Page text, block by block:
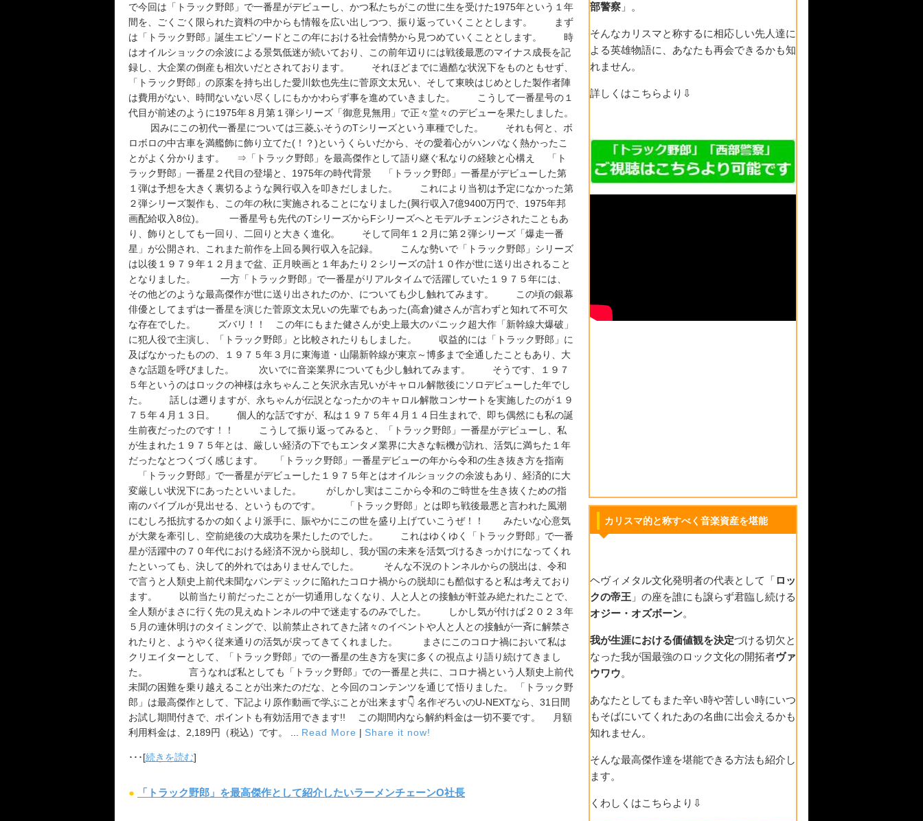
で今回は「トラック野郎」で一番星がデビューし、かつ私たちがこの世に生を受けた1975年という１年
間を、ごくごく限られた資料の中からも情報を広い出しつつ、振り返っていくこととします。 まず
は「トラック野郎」誕生エピソードとこの年における社会情勢から見つめていくこととします。 時
はオイルショックの余波による景気低迷が続いており、この前年辺りには戦後最悪のマイナス成長を記
録し、大企業の倒産も相次いだとされております。 それほどまでに過酷な状況下をものともせず、
「トラック野郎」の原案を持ち出した愛川欽也先生に菅原文太兄い、そして東映はじめとした製作者陣
は費用がない、時間ないない尽くしにもかかわらず事を進めていきました。 こうして一番星号の１
代目が前述のように1975年８月第１弾シリーズ「御意見無用」で正々堂々のデビューを果たしました。
因みにこの初代一番星については三菱ふそうのTシリーズという車種でした。 それも何と、ボ
ロボロの中古車を満艦飾に飾り立てた(！？)というくらいだから、その愛着心がハンパなく熱かったこ
とがよく分かります。 ⇒「トラック野郎」を最高傑作として語り継ぐ私なりの経験と心構え 「ト
ラック野郎」一番星２代目の登場と、1975年の時代背景 「トラック野郎」一番星がデビューした第
１弾は予想を大きく裏切るような興行収入を叩きだしました。 これにより当初は予定になかった第
２弾シリーズ製作も、この年の秋に実施されることになりました(興行収入7億9400万円で、1975年邦
画配給収入8位)。 一番星号も先代のTシリーズからFシリーズへとモデルチェンジされたこともあ
り、飾りとしても一回り、二回りと大きく進化。 そして同年１２月に第２弾シリーズ「爆走一番
星」が公開され、これまた前作を上回る興行収入を記録。 こんな勢いで「トラック野郎」シリーズ
は以後１９７９年１２月まで盆、正月映画と１年あたり２シリーズの計１０作が世に送り出されること
となりました。 一方「トラック野郎」で一番星がリアルタイムで活躍していた１９７５年には、
その他どのような最高傑作が世に送り出されたのか、についても少し触れてみます。 この頃の銀幕
俳優としてまずは一番星を演じた菅原文太兄いの先輩でもあった(高倉)健さんが言わずと知れて不可欠
な存在でした。 ズバリ！！ この年にもまた健さんが史上最大のパニック超大作「新幹線大爆破」
に犯人役で主演し、「トラック野郎」と比較されたりもしました。 収益的には「トラック野郎」に
及ばなかったものの、１９７５年３月に東海道・山陽新幹線が東京～博多まで全通したこともあり、大
きな話題を呼びました。 次いでに音楽業界についても少し触れてみます。 そうです、１９７
５年というのはロックの神様は永ちゃんこと矢沢永吉兄いがキャロル解散後にソロデビューした年でし
た。 話しは遡りますが、永ちゃんが伝説となったかのキャロル解散コンサートを実施したのが１９
７５年４月１３日。 個人的な話ですが、私は１９７５年４月１４日生まれで、即ち偶然にも私の誕
生前夜だったのです！！ こうして振り返ってみると、「トラック野郎」一番星がデビューし、私
が生まれた１９７５年とは、厳しい経済の下でもエンタメ業界に大きな転機が訪れ、活気に満ちた１年
だったなとつくづく感じます。 「トラック野郎」一番星デビューの年から令和の生き抜き方を指南
「トラック野郎」で一番星がデビューした１９７５年とはオイルショックの余波もあり、経済的に大
変厳しい状況下にあったといいました。 がしかし実はここから令和のご時世を生き抜くための指
南のバイブルが見出せる、というものです。 「トラック野郎」とは即ち戦後最悪と言われた風潮
にむしろ抵抗するかの如くより派手に、賑やかにこの世を盛り上げていこうぜ！！ みたいな心意気
が大衆を牽引し、空前絶後の大成功を果たしたのでした。 これはゆくゆく「トラック野郎」で一番
星が活躍中の７０年代における経済不況から脱却し、我が国の未来を活気づけるきっかけになってくれ
たといっても、決して的外れではありませんでした。 そんな不況のトンネルからの脱出は、令和
で言うと人類史上前代未聞なパンデミックに陥れたコロナ禍からの脱却にも酷似すると私は考えており
ます。 以前当たり前だったことが一切通用しなくなり、人と人との接触が軒並み絶たれたことで、
全人類がまさに行く先の見えぬトンネルの中で迷走するのみでした。 しかし気が付けば２０２３年
５月の連休明けのタイミングで、以前禁止されてきた諸々のイベントや人と人との接触が一斉に解禁さ
れたりと、ようやく従来通りの活気が戻ってきてくれました。 まさにこのコロナ禍において私は
クリエイターとして、「トラック野郎」での一番星の生き方を実に多くの視点より語り続けてきまし
た。 言うなれば私としても「トラック野郎」での一番星と共に、コロナ禍という人類史上前代
未聞の困難を乗り越えることが出来たのだな、と今回のコンテンツを通じて悟りました。 「トラック野
郎」は最高傑作として、下記より原作動画で学ぶことが出来ます👇 名作ぞろいのU-NEXTなら、31日間
お試し期間付きで、ポイントも有効活用できます!! この期間内なら解約料金は一切不要です。 月額
利用料金は、2,189円（税込）です。 ... Read More | Share it now!
･･･[続きを読む]
● 「トラック野郎」を最高傑作として紹介したいラーメンチェーンО社長
部警察 」。
そんなカリスマと称するに相応しい先人達に
よる英雄物語に、あなたも再会できるかも知
れません。
詳しくはこちらより⇩
カリスマ的と称すべく音楽資産を堪能
ヘヴィメタル文化発明者の代表として「ロッ
クの帝王 」の座を誰にも譲らず君臨し続ける
オジー・オズボーン。
我が生涯における価値観を決定づける切欠と
なった我が国最強のロック文化の開拓者ヴァ
ウワウ。
あなたとしてもまた辛い時や苦しい時にいつ
もそばにいてくれたあの名曲に出会えるかも
知れません。
そんな最高傑作達を堪能できる方法も紹介し
ます。
くわしくはこちらより⇩